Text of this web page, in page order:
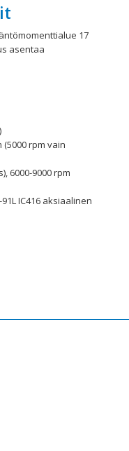
17
asentaa
(5000 rpm vain
6000-9000 rpm
IC416 aksiaalinen